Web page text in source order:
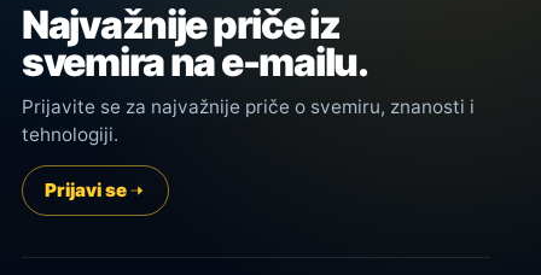
Najvažnije priče iz
svemira na e-mailu.
Prijavite se za najvažnije priče o svemiru, znanosti i
tehnologiji.
Prijavi se